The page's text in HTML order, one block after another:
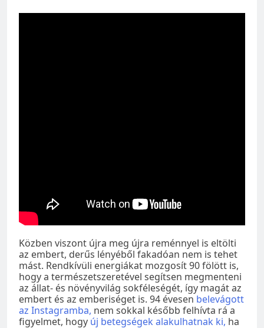
Közben viszont újra meg újra reménnyel is eltölti
az embert, derűs lényéből fakadóan nem is tehet
mást. Rendkívüli energiákat mozgosít 90 fölött is,
hogy a természetszeretével segítsen megmenteni
az állat- és növényvilág sokféleségét, így magát az
embert és az emberiséget is. 94 évesen belevágott
az Instagramba, nem sokkal később felhívta rá a
figyelmet, hogy új betegségek alakulhatnak ki, ha